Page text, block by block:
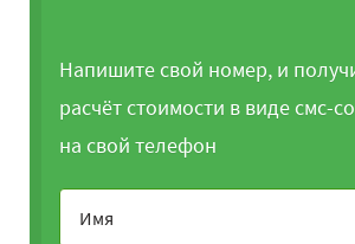
Напишите свой номер, и
расчёт стоимости в виде смс-
на свой телефон